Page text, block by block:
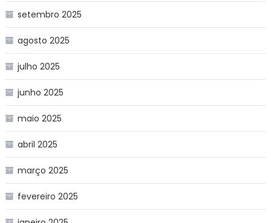
setembro 2025
agosto 2025
julho 2025
junho 2025
maio 2025
abril 2025
março 2025
fevereiro 2025